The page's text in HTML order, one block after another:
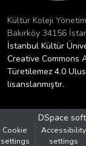
Kültür Koleji
Bakırköy 34156
İstanbul Kültür
Creative Commons
Türetilemez 4.0
lisanslanmıştır.
DSpace
Cookie
settings
Accessibility
settings